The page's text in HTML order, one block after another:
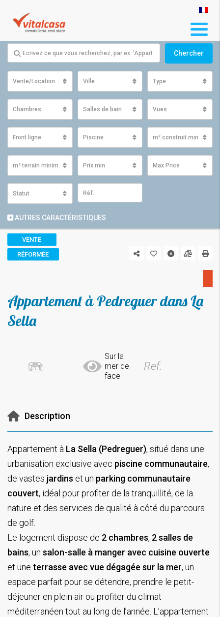
Chercher
Vente/Location Ville Type
Chambres Salles de bain Vues
Front ligne Piscine m² construit minimum
m² terrain minimum Prix ​​min Max Price
Statut
AUTRES CARACTÉRISTIQUES
VENTE
RÉFORMÉE
Appartement à Pedreguer dans La
Sella
Sur la
mer de
face
Ref.
Description
Appartement à La Sella (Pedreguer), situé dans une
urbanisation exclusive avec piscine communautaire,
de vastes jardins et un parking communautaire
couvert, idéal pour profiter de la tranquillité, de la
nature et des services de qualité à côté du parcours
de golf.
Le logement dispose de 2 chambres, 2 salles de
bains, un salon-salle à manger avec cuisine ouverte
et une terrasse avec vue dégagée sur la mer, un
espace parfait pour se détendre, prendre le petit-
déjeuner en plein air ou profiter du climat
méditerranéen tout au long de l’année. L’appartement